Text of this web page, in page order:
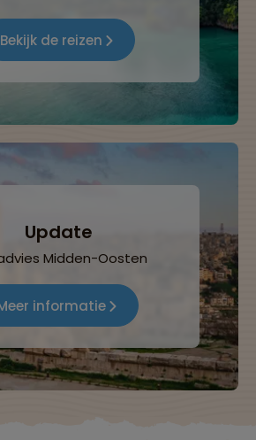
Bekijk de reizen
Update
Midden-Oosten
informatie